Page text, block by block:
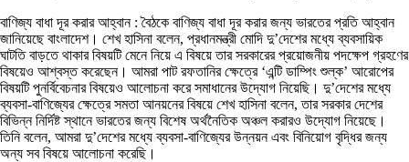
বাণিজ্য বাধা দূর করার আহ্বান : বৈঠকে বাণিজ্য বাধা দূর করার জন্য ভারতের প্রতি আহ্বান
জানিয়েছে বাংলাদেশ। শেখ হাসিনা বলেন, প্রধানমন্ত্রী মোদি দু’দেশের মধ্যে ব্যবসায়িক
ঘাটতি বাড়তে থাকার বিষয়টি মেনে নিয়ে এ বিষয়ে তার সরকারের প্রয়োজনীয় পদক্ষেপ গ্রহণের
বিষয়েও আশ্বস্ত করেছেন। আমরা পাট রফতানির ক্ষেত্রে ‘এন্টি ডাম্পিং শুল্ক’ আরোপের
বিষয়টি পুনর্বিবেচনার বিষয়েও আলোচনা করে সমাধানের উদ্যোগ নিয়েছি। দু’দেশের মধ্যে
ব্যবসা-বাণিজ্যের ক্ষেত্রে সমতা আনয়নের বিষয়ে শেখ হাসিনা বলেন, তার সরকার দেশের
বিভিন্ন নির্দিষ্ট স্থানে ভারতের জন্য বিশেষ অর্থনৈতিক অঞ্চল করারও উদ্যোগ নিয়েছে।
তিনি বলেন, আমরা দু’দেশের মধ্যে ব্যবসা-বাণিজ্যের উন্নয়ন এবং বিনিয়োগ বৃদ্ধির জন্য
অন্য সব বিষয়ে আলোচনা করেছি।